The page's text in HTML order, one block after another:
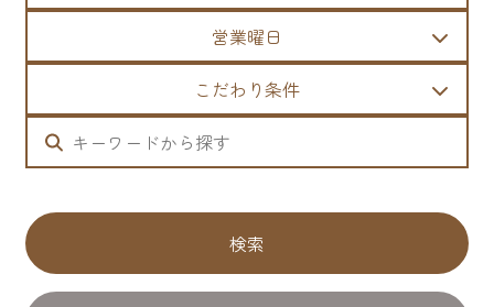
営業曜日
こだわり条件
検索